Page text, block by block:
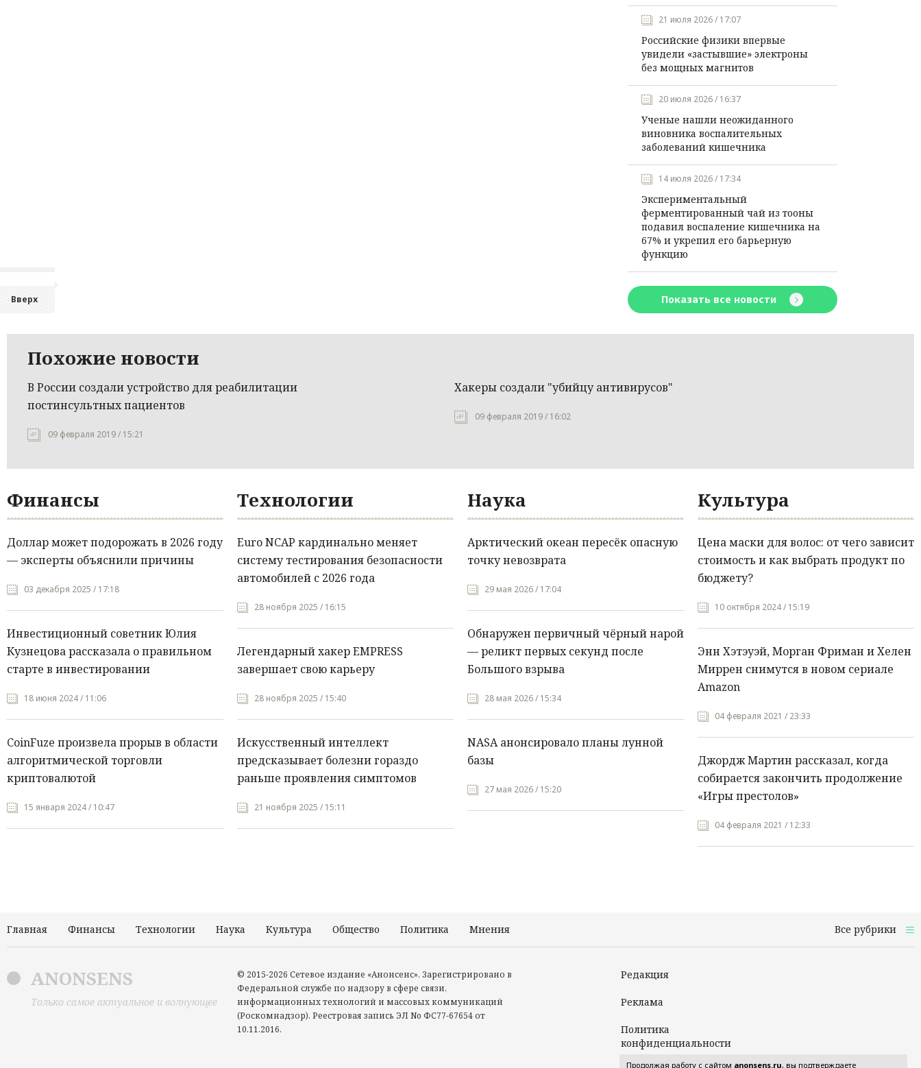
Вверх
21 июля 2026 / 17:07
Российские физики впервые
увидели «застывшие» электроны
без мощных магнитов
20 июля 2026 / 16:37
Ученые нашли неожиданного
виновника воспалительных
заболеваний кишечника
14 июля 2026 / 17:34
Экспериментальный
ферментированный чай из тооны
подавил воспаление кишечника на
67% и укрепил его барьерную
функцию
Показать все новости
Похожие новости
В России создали устройство для реабилитации
постинсультных пациентов
09 февраля 2019 / 15:21
Хакеры создали "убийцу антивирусов"
09 февраля 2019 / 16:02
Финансы
Доллар может подорожать в 2026 году
— эксперты объяснили причины
03 декабря 2025 / 17:18
Инвестиционный советник Юлия
Кузнецова рассказала о правильном
старте в инвестировании
18 июня 2024 / 11:06
CoinFuze произвела прорыв в области
алгоритмической торговли
криптовалютой
15 января 2024 / 10:47
Технологии
Euro NCAP кардинально меняет
систему тестирования безопасности
автомобилей с 2026 года
28 ноября 2025 / 16:15
Легендарный хакер EMPRESS
завершает свою карьеру
28 ноября 2025 / 15:40
Искусственный интеллект
предсказывает болезни гораздо
раньше проявления симптомов
21 ноября 2025 / 15:11
Наука
Арктический океан пересёк опасную
точку невозврата
29 мая 2026 / 17:04
Обнаружен первичный чёрный нарой
— реликт первых секунд после
Большого взрыва
28 мая 2026 / 15:34
NASA анонсировало планы лунной
базы
27 мая 2026 / 15:20
Культура
Цена маски для волос: от чего зависит
стоимость и как выбрать продукт по
бюджету?
10 октября 2024 / 15:19
Энн Хэтэуэй, Морган Фриман и Хелен
Миррен снимутся в новом сериале
Amazon
04 февраля 2021 / 23:33
Джордж Мартин рассказал, когда
собирается закончить продолжение
«Игры престолов»
04 февраля 2021 / 12:33
Главная Финансы Технологии Наука Культура Общество Политика Мнения Все рубрики
ANONSENS
Только самое актуальное и волнующее
© 2015-2026 Сетевое издание «Анонсенс». Зарегистрировано в
Федеральной службе по надзору в сфере связи,
информационных технологий и массовых коммуникаций
(Роскомнадзор). Реестровая запись ЭЛ No ФС77-67654 от
10.11.2016.
Редакция
Реклама
Политика
конфиденциальности
Продолжая работу с сайтом anonsens.ru, вы подтверждаете